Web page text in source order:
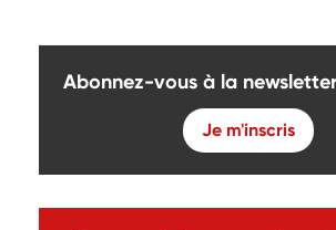
Abonnez-vous à la
Je m'inscris